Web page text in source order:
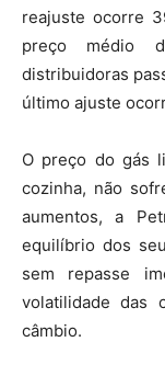
reajuste ocorre
preço médio
distribuidoras
último ajuste
O preço do gás
cozinha, não
aumentos, a
equilíbrio dos
sem repasse
volatilidade das
câmbio.